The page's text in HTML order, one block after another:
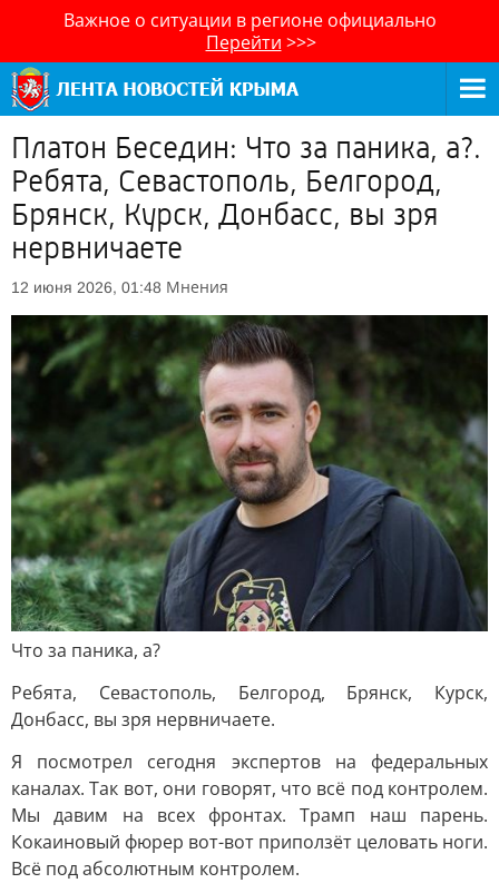
Важное о ситуации в регионе официально
Перейти >>>
Платон Беседин: Что за паника, а?.
Ребята, Севастополь, Белгород,
Брянск, Курск, Донбасс, вы зря
нервничаете
12 июня 2026, 01:48 Мнения
Что за паника, а?
Ребята, Севастополь, Белгород, Брянск, Курск,
Донбасс, вы зря нервничаете.
Я посмотрел сегодня экспертов на федеральных
каналах. Так вот, они говорят, что всё под контролем.
Мы давим на всех фронтах. Трамп наш парень.
Кокаиновый фюрер вот-вот приползёт целовать ноги.
Всё под абсолютным контролем.